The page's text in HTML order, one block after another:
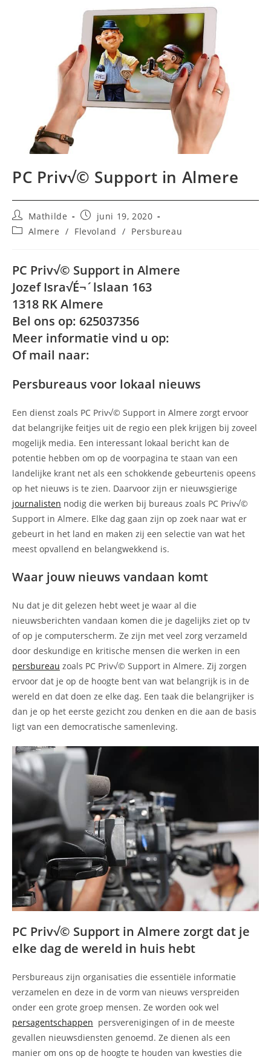
PC Priv√© Support in Almere
Bericht
auteur:
Mathilde
Bericht
gepubliceerd
op:
juni 19, 2020
Berichtcategorie:
Almere / Flevoland / Persbureau
PC Priv√© Support in Almere
Jozef Isra√É¬´lslaan 163
1318 RK Almere
Bel ons op: 625037356
Meer informatie vind u op:
Of mail naar:
Persbureaus voor lokaal nieuws
Een dienst zoals PC Priv√© Support in Almere zorgt ervoor
dat belangrijke feitjes uit de regio een plek krijgen bij zoveel
mogelijk media. Een interessant lokaal bericht kan de
potentie hebben om op de voorpagina te staan van een
landelijke krant net als een schokkende gebeurtenis opeens
op het nieuws is te zien. Daarvoor zijn er nieuwsgierige
journalisten nodig die werken bij bureaus zoals PC Priv√©
Support in Almere. Elke dag gaan zijn op zoek naar wat er
gebeurt in het land en maken zij een selectie van wat het
meest opvallend en belangwekkend is.
Waar jouw nieuws vandaan komt
Nu dat je dit gelezen hebt weet je waar al die
nieuwsberichten vandaan komen die je dagelijks ziet op tv
of op je computerscherm. Ze zijn met veel zorg verzameld
door deskundige en kritische mensen die werken in een
persbureau zoals PC Priv√© Support in Almere. Zij zorgen
ervoor dat je op de hoogte bent van wat belangrijk is in de
wereld en dat doen ze elke dag. Een taak die belangrijker is
dan je op het eerste gezicht zou denken en die aan de basis
ligt van een democratische samenleving.
PC Priv√© Support in Almere zorgt dat je
elke dag de wereld in huis hebt
Persbureaus zijn organisaties die essentiële informatie
verzamelen en deze in de vorm van nieuws verspreiden
onder een grote groep mensen. Ze worden ook wel
persagentschappen persverenigingen of in de meeste
gevallen nieuwsdiensten genoemd. Ze dienen als een
manier om ons op de hoogte te houden van kwesties die